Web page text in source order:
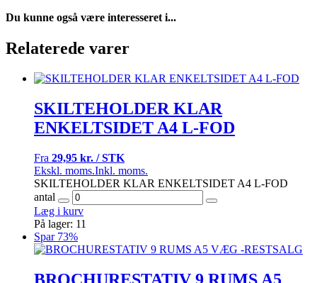
Du kunne også være interesseret i...
Relaterede varer
SKILTEHOLDER KLAR
ENKELTSIDET A4 L-FOD
Fra 29,95 kr. / STK
Ekskl. moms.Inkl. moms.
SKILTEHOLDER KLAR ENKELTSIDET A4 L-FOD
antal
Læg i kurv
På lager: 11
Spar 73%
BROCHURESTATIV 9 RUMS A5